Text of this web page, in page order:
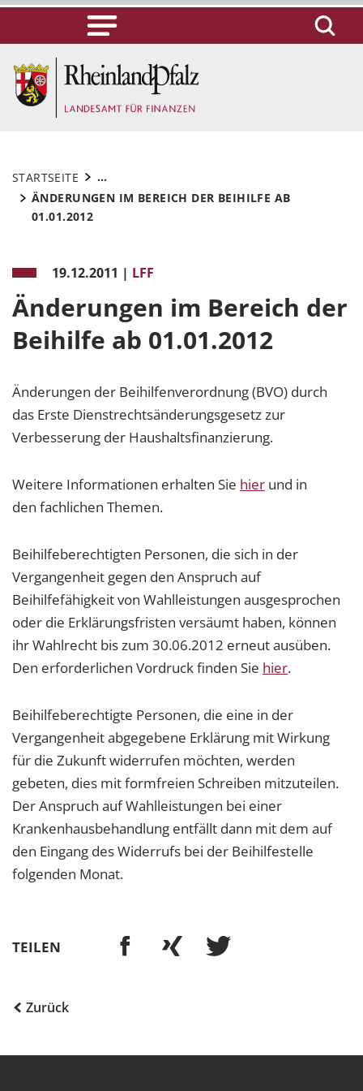
STARTSEITE
...
ÄNDERUNGEN IM BEREICH DER BEIHILFE AB
01.01.2012
19.12.2011 | LFF
Änderungen im Bereich der
Beihilfe ab 01.01.2012
Änderungen der Beihilfenverordnung (BVO) durch
das Erste Dienstrechtsänderungsgesetz zur
Verbesserung der Haushaltsfinanzierung.
Weitere Informationen erhalten Sie hier und in
den fachlichen Themen.
Beihilfeberechtigten Personen, die sich in der
Vergangenheit gegen den Anspruch auf
Beihilfefähigkeit von Wahlleistungen ausgesprochen
oder die Erklärungsfristen versäumt haben, können
ihr Wahlrecht bis zum 30.06.2012 erneut ausüben.
Den erforderlichen Vordruck finden Sie hier.
Beihilfeberechtigte Personen, die eine in der
Vergangenheit abgegebene Erklärung mit Wirkung
für die Zukunft widerrufen möchten, werden
gebeten, dies mit formfreien Schreiben mitzuteilen.
Der Anspruch auf Wahlleistungen bei einer
Krankenhausbehandlung entfällt dann mit dem auf
den Eingang des Widerrufs bei der Beihilfestelle
folgenden Monat.
TEILEN
Zurück